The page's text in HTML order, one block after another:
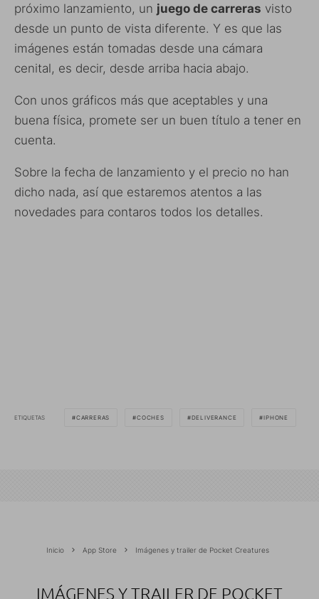
próximo lanzamiento, un juego de carreras visto
desde un punto de vista diferente. Y es que las
imágenes están tomadas desde una cámara
cenital, es decir, desde arriba hacia abajo.
Con unos gráficos más que aceptables y una
buena física, promete ser un buen título a tener en
cuenta.
Sobre la fecha de lanzamiento y el precio no han
dicho nada, así que estaremos atentos a las
novedades para contaros todos los detalles.
ETIQUETAS CARRERAS COCHES DELIVERANCE IPHONE
Inicio App Store Imágenes y trailer de Pocket Creatures
IMÁGENES Y TRAILER DE POCKET